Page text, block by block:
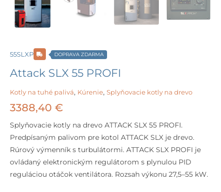
55SLXP DOPRAVA ZDARMA
Attack SLX 55 PROFI
Kotly na tuhé palivá, Kúrenie, Splyňovacie kotly na drevo
3388,40 €
Splyňovacie kotly na drevo ATTACK SLX 55 PROFI.
Predpísaným palivom pre kotol ATTACK SLX je drevo.
Rúrový výmenník s turbulátormi. ATTACK SLX PROFI je
ovládaný elektronickým regulátorom s plynulou PID
reguláciou otáčok ventilátora. Rozsah výkonu 27,5–55 kW.